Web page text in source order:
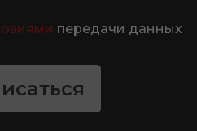
передачи данных